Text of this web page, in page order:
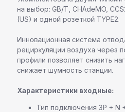
на выбор: GB/T, CHAdeMO,
(US) и одной розеткой TYPE2.
Инновационная система
рециркуляции воздуха через
профили позволяет снизить
снижает шумность станции.
Характеристики входные:
Тип подключения 3P + N